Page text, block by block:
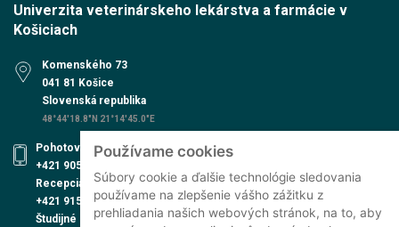
Používame cookies
Súbory cookie a ďalšie technológie sledovania
používame na zlepšenie vášho zážitku z
prehliadania našich webových stránok, na to, aby
Univerzita veterinárskeho lekárstva a farmácie v
Košiciach
Komenského 73
041 81 Košice
Slovenská republika
48°44'18.8"N 21°14'45.0"E
Pohotovosť UVN
+421 905 579 559
Recepcia UVN
+421 915 991 474
Študijné oddelenie